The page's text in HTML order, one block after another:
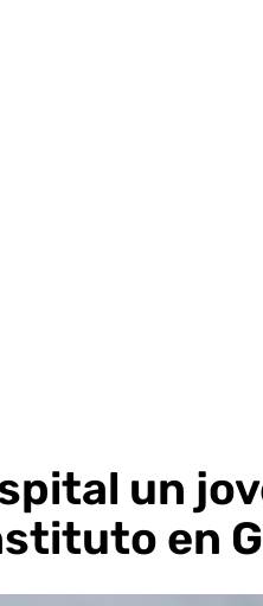
un
en